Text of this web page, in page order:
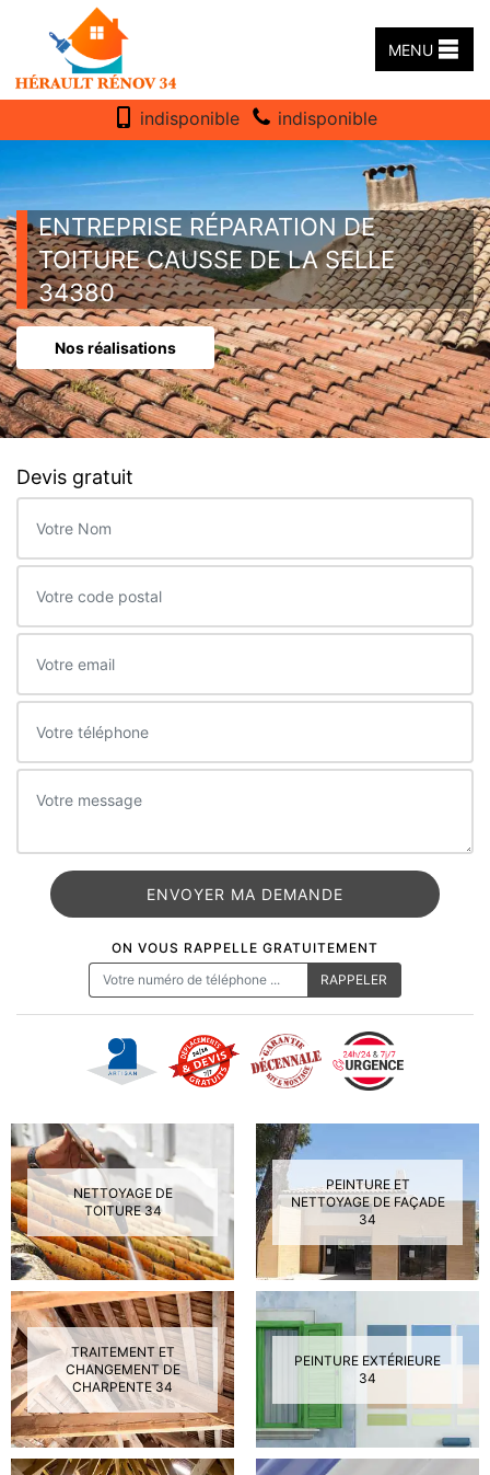
MENU
indisponible indisponible
ENTREPRISE RÉPARATION DE
TOITURE CAUSSE DE LA SELLE
34380
Nos réalisations
Devis gratuit
ON VOUS RAPPELLE GRATUITEMENT
NETTOYAGE DE
TOITURE 34
PEINTURE ET
NETTOYAGE DE FAÇADE
34
TRAITEMENT ET
CHANGEMENT DE
CHARPENTE 34
PEINTURE EXTÉRIEURE
34